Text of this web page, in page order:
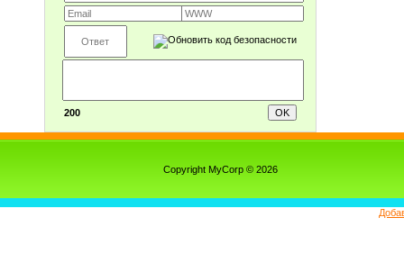
200
Copyright MyCorp © 2026